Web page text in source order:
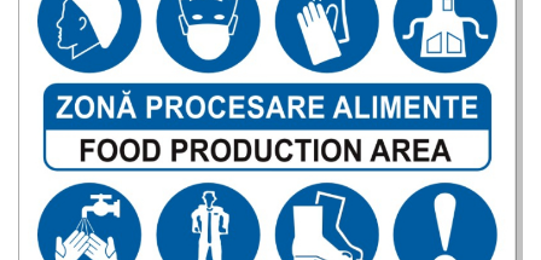
Obligatii generale
Autocolante automate cafea
Stickere automate cafea
Placute PVC
Self Wash
Amenajari vitrine